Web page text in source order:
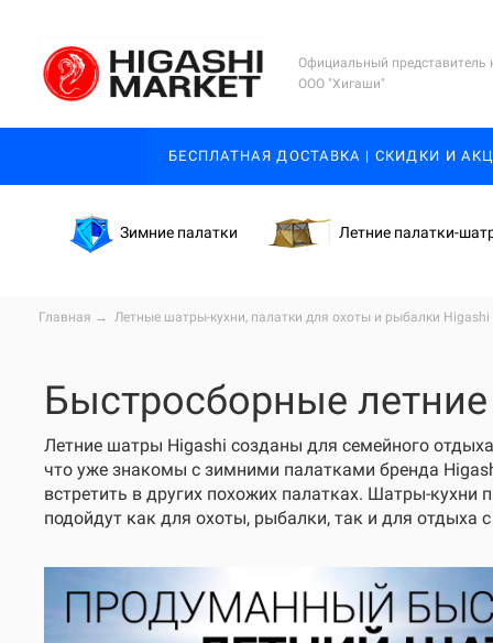
Официальный представитель
ООО "Хигаши"
БЕСПЛАТНАЯ ДОСТАВКА | СКИДКИ И
Зимние палатки Летние палатки-
Главная → Летные шатры-кухни, палатки для охоты и рыбалки Higashi
Быстросборные
Летние шатры Higashi созданы для семейного
что уже знакомы с зимними палатками бренда
встретить в других похожих палатках. Шатры-
подойдут как для охоты, рыбалки, так и для отдыха